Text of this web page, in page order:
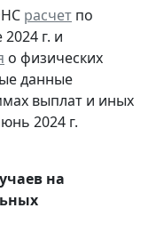
расчет по
г. и
о физических
данные
выплат и иных
2024 г.
на